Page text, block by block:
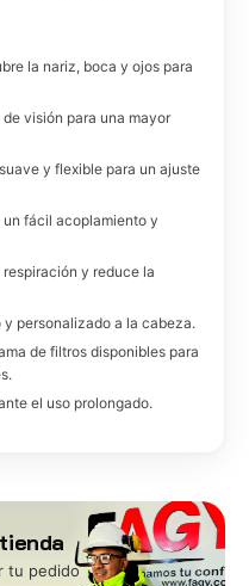
la nariz, boca y ojos para
visión para una mayor
y flexible para un ajuste
fácil acoplamiento y
y reduce la
personalizado a la cabeza.
de filtros disponibles para
el uso prolongado.
tu pedido